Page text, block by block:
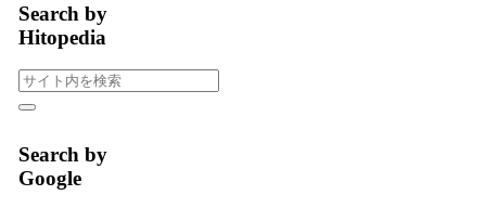
Search by
Hitopedia
Search by
Google